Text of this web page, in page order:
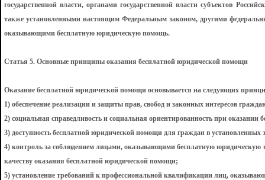
государственной власти, органами государственной власти субъектов
также установленными настоящим Федеральным законом, другими
оказывающими бесплатную юридическую помощь.
Статья 5. Основные принципы оказания бесплатной юридической помощи
Оказание бесплатной юридической помощи основывается на следующих
1) обеспечение реализации и защиты прав, свобод и законных интересов
2) социальная справедливость и социальная ориентированность при
3) доступность бесплатной юридической помощи для граждан в установленных
4) контроль за соблюдением лицами, оказывающими бесплатную
качеству оказания бесплатной юридической помощи;
5) установление требований к профессиональной квалификации лиц,